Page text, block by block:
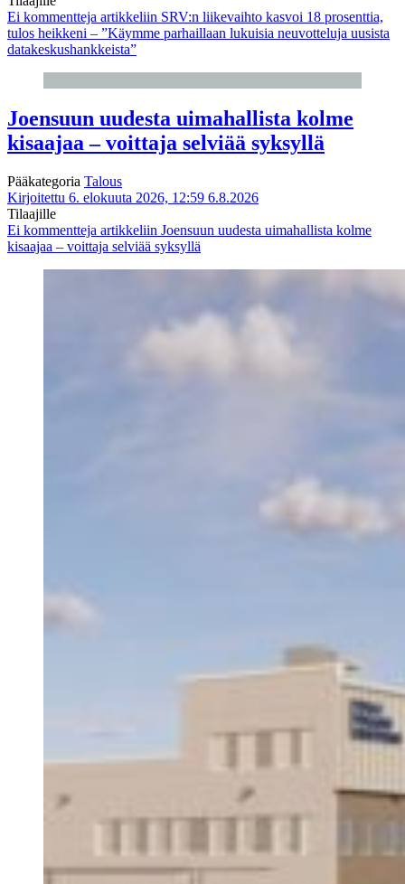
Ei kommentteja artikkeliin SRV:n liikevaihto kasvoi 18 prosenttia,
tulos heikkeni – ”Käymme parhaillaan lukuisia neuvotteluja uusista
datakeskushankkeista”
Joensuun uudesta uimahallista kolme
kisaajaa – voittaja selviää syksyllä
Pääkategoria Talous
Kirjoitettu 6. elokuuta 2026, 12:59 6.8.2026
Tilaajille
Ei kommentteja artikkeliin Joensuun uudesta uimahallista kolme
kisaajaa – voittaja selviää syksyllä